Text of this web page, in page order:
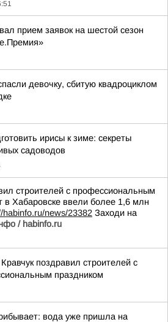
прием заявок на шестой сезон
девочку, сбитую квадроциклом
ирисы к зиме: секреты
садоводов
строителей с профессиональным
в Хабаровске ввели более 1,6 млн
habinfo.ru/news/23382 Заходи на
/ habinfo.ru
поздравил строителей с
праздником
вода уже пришла на